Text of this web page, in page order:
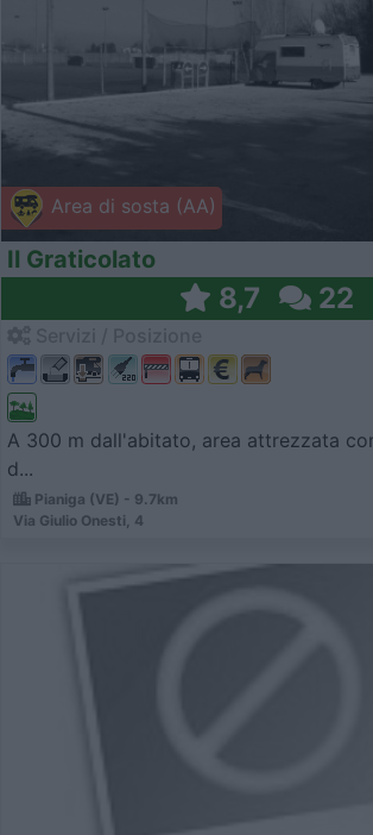
Area di sosta (AA)
Il Graticolato
8,7 22
A 300 m dall'abitato, area attrezzata
d...
Pianiga (VE) - 9.7km
Via Giulio Onesti, 4